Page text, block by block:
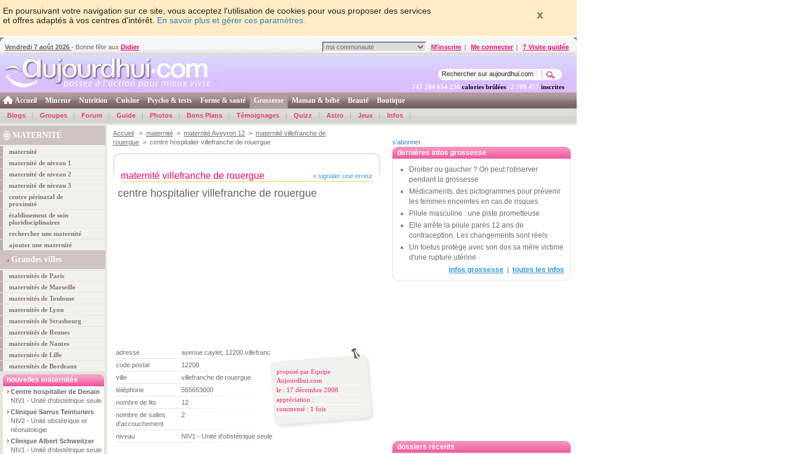
En poursuivant votre navigation sur ce site, vous acceptez l'utilisation de cookies pour vous proposer des services
et offres adaptés à vos centres d'intérêt. En savoir plus et gérer ces paramètres.
Vendredi 7 août 2026 - Bonne fête aux Didier M'inscrire | Me connecter | ? Visite guidée
747 284 654 879 calories brûlées | 2 709 457 inscrites
Accueil Minceur Nutrition Cuisine Psycho & tests Forme & santé Grossesse Maman & bébé Beauté Boutique
Blogs Groupes Forum Guide Photos Bons Plans Témoignages Quizz Astro Jeux Infos
MATERNITÉ
maternité
maternité de niveau 1
maternité de niveau 2
maternité de niveau 3
centre périnatal de
proximité
établissement de soin
pluridisciplinaires
rechercher une maternité
ajouter une maternité
Grandes villes
maternités de Paris
maternités de Marseille
maternités de Toulouse
maternités de Lyon
maternités de Strasbourg
maternités de Rennes
maternités de Nantes
maternités de Lille
maternités de Bordeaux
nouvelles maternités
Centre hospitalier de Denain
NIV1 - Unité d'obstétrique seule
Clinique Sarrus Teinturiers
NIV2 - Unité obstétrique et
néonatologie
Clinique Albert Schweitzer
NIV1 - Unité d'obstétrique seule
Accueil > maternité > maternité Aveyron 12 > maternité villefranche de
rouergue > centre hospitalier villefranche de rouergue
maternité villefranche de rouergue » signaler une erreur
centre hospitalier villefranche de rouergue
proposé par Equipe
Aujourdhui.com
le : 17 décembre 2008
appréciation :
commenté : 1 fois
adresse
avenue caylet, 12200 villefranche de rouergue
code postal
12200
ville
villefranche de rouergue
téléphone
565653000
nombre de lits
12
nombre de salles
d'accouchement
2
niveau NIV1 - Unité d'obstétrique seule
s'abonner
dernières infos grossesse
Droitier ou gaucher ? On peut l'observer
pendant la grossesse
Médicaments: des pictogrammes pour prévenir
les femmes enceintes en cas de risques
Pilule masculine : une piste prometteuse
Elle arrête la pilule parès 12 ans de
contraception. Les changements sont réels
Un foetus protège avec son dos sa mère victime
d'une rupture utérine
infos grossesse | toutes les infos
dossiers récents